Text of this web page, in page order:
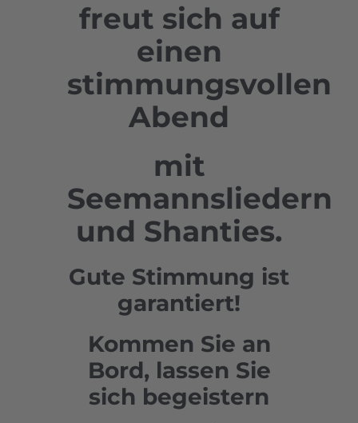
freut sich auf
einen
stimmungsvollen
Abend
mit
Seemannsliedern
und Shanties.
Gute Stimmung ist
garantiert!
Kommen Sie an
Bord, lassen Sie
sich begeistern